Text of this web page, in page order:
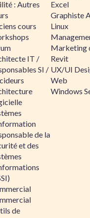
: Autres
cours
IT /
SI /
de la
et des
de
Excel
Graphiste
Linux
Marketing
Revit
UX/UI
Web
Windows